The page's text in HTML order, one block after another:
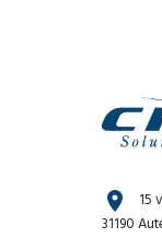
location_on
15
31190